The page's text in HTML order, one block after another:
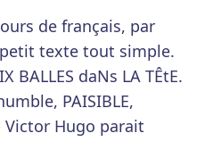
de français, par
texte tout simple.
BALLES daNs LA TÊtE.
PAISIBLE,
Victor Hugo parait